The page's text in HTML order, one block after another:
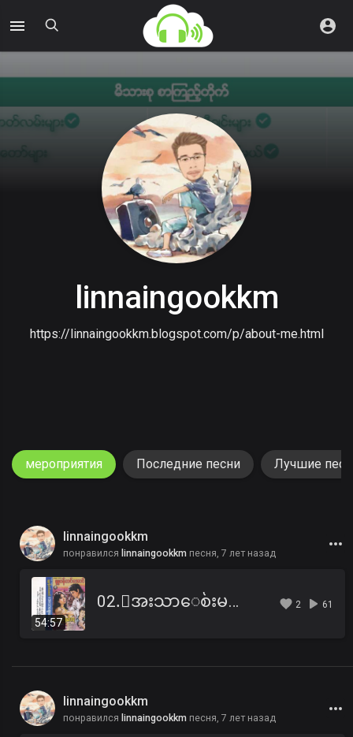
linnaingookkm
https://linnaingookkm.blogspot.com/p/about-me.html
мероприятия Последние песни Лучшие
linnaingookkm
понравился linnaingookkm песня, 7 лет назад
54:57
02.ေအးသာေစ်းမလာရ ဇာတ္လမ္း (ဇာတ္သိမ္း).mp3 2 61
linnaingookkm
понравился linnaingookkm песня, 7 лет назад